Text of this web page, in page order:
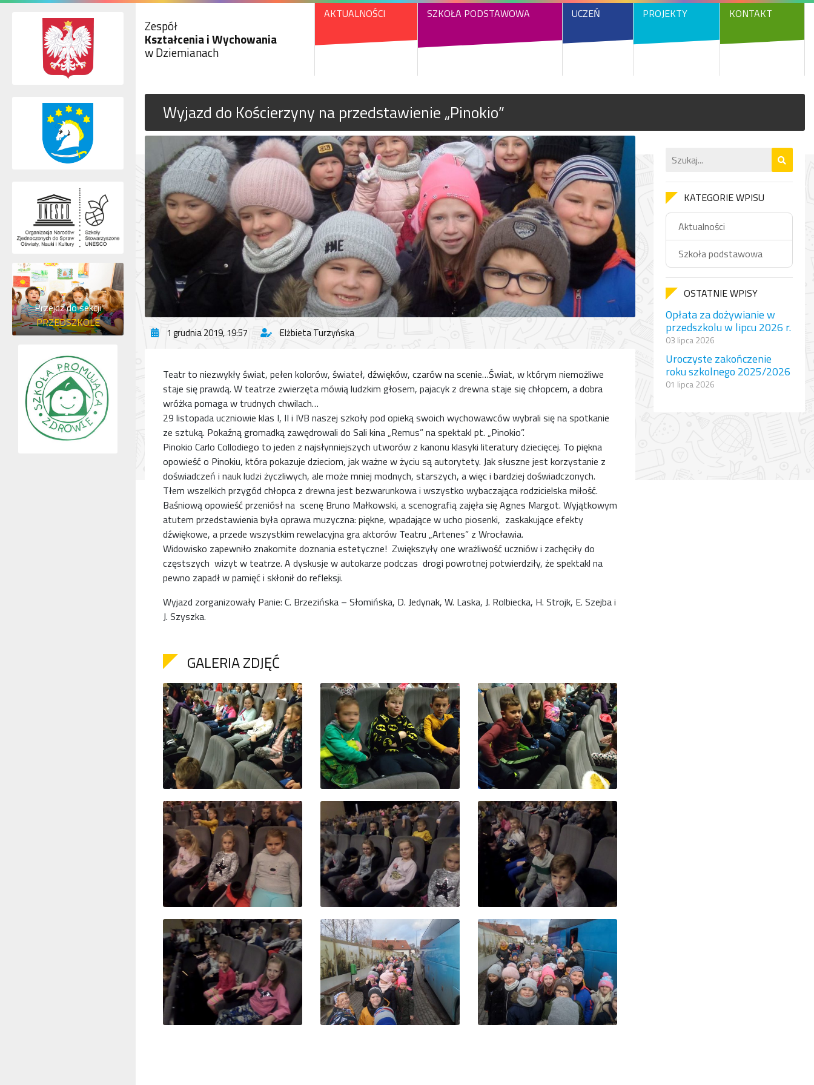
Zespół
Kształcenia i Wychowania
w Dziemianach
AKTUALNOŚCI SZKOŁA PODSTAWOWA UCZEŃ PROJEKTY KONTAKT
Wyjazd do Kościerzyny na przedstawienie „Pinokio”
1 grudnia 2019, 19:57 Elżbieta Turzyńska
Teatr to niezwykły świat, pełen kolorów, świateł, dźwięków, czarów na scenie…Świat, w którym niemożliwe
staje się prawdą. W teatrze zwierzęta mówią ludzkim głosem, pajacyk z drewna staje się chłopcem, a dobra
wróżka pomaga w trudnych chwilach…
29 listopada uczniowie klas I, II i IVB naszej szkoły pod opieką swoich wychowawców wybrali się na spotkanie
ze sztuką. Pokaźną gromadką zawędrowali do Sali kina „Remus” na spektakl pt. „Pinokio”.
Pinokio Carlo Collodiego to jeden z najsłynniejszych utworów z kanonu klasyki literatury dziecięcej. To piękna
opowieść o Pinokiu, która pokazuje dzieciom, jak ważne w życiu są autorytety. Jak słuszne jest korzystanie z
doświadczeń i nauk ludzi życzliwych, ale może mniej modnych, starszych, a więc i bardziej doświadczonych.
Tłem wszelkich przygód chłopca z drewna jest bezwarunkowa i wszystko wybaczająca rodzicielska miłość.
Baśniową opowieść przeniósł na scenę Bruno Małkowski, a scenografią zajęła się Agnes Margot. Wyjątkowym
atutem przedstawienia była oprawa muzyczna: piękne, wpadające w ucho piosenki, zaskakujące efekty
dźwiękowe, a przede wszystkim rewelacyjna gra aktorów Teatru „Artenes” z Wrocławia.
Widowisko zapewniło znakomite doznania estetyczne! Zwiększyły one wrażliwość uczniów i zachęciły do
częstszych wizyt w teatrze. A dyskusje w autokarze podczas drogi powrotnej potwierdziły, że spektakl na
pewno zapadł w pamięć i skłonił do refleksji.
Wyjazd zorganizowały Panie: C. Brzezińska – Słomińska, D. Jedynak, W. Laska, J. Rolbiecka, H. Strojk, E. Szejba i
J. Szyszka.
GALERIA ZDJĘĆ
KATEGORIE WPISU
Aktualności
Szkoła podstawowa
OSTATNIE WPISY
Opłata za dożywianie w
przedszkolu w lipcu 2026 r.
03 lipca 2026
Uroczyste zakończenie
roku szkolnego 2025/2026
01 lipca 2026
Przejdź do sekcji
PRZEDSZKOLE